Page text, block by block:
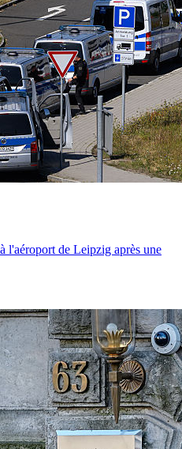
l'aéroport de Leipzig après une